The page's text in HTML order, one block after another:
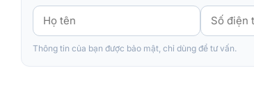
Thông tin của bạn được bảo mật, chỉ dùng để tư vấn.